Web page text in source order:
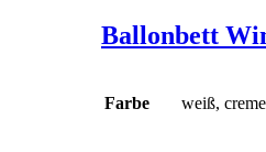
Ballonbett
Farbe weiß, creme